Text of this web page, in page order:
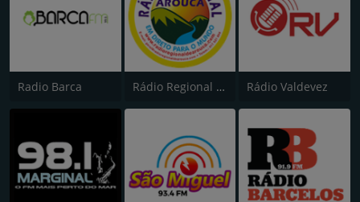
Radio Barca Rádio Regional de Arouca Rádio Valdevez